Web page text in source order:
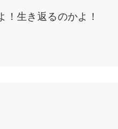
生き返るのかよ！